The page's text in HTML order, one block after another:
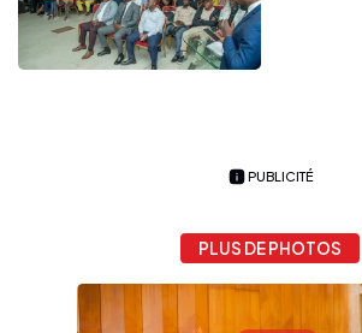
PUBLICITÉ
PLUS DE PHOTOS